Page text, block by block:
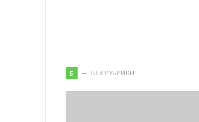
Б БЕЗ РУБРИКИ